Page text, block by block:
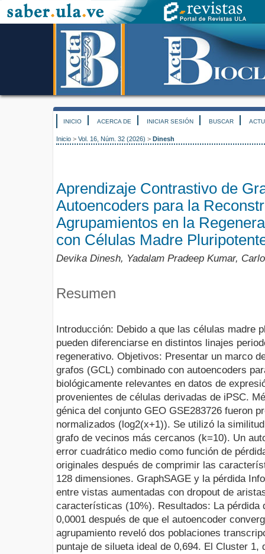
INICIO ACERCA DE INICIAR SESIÓN BUSCAR
Inicio > Vol. 16, Núm. 32 (2026) > Dinesh
Aprendizaje Contrastivo de
Autoencoders para la
Agrupamientos en la
con Células Madre
Devika Dinesh, Yadalam Pradeep Kumar,
Resumen
Introducción: Debido a que las células madre
pueden diferenciarse en distintos linajes
regenerativo. Objetivos: Presentar un marco
grafos (GCL) combinado con autoencoders
biológicamente relevantes en datos de
provenientes de células derivadas de iPSC.
génica del conjunto GEO GSE283726 fueron
normalizados (log2(x+1)). Se utilizó la
grafo de vecinos más cercanos (k=10). Un
error cuadrático medio como función de
originales después de comprimir las
128 dimensiones. GraphSAGE y la pérdida
entre vistas aumentadas con dropout de
características (10%). Resultados: La pérdida
0,0001 después de que el autoencoder
agrupamiento reveló dos poblaciones
puntaje de silueta ideal de 0,694. El Cluster 1,